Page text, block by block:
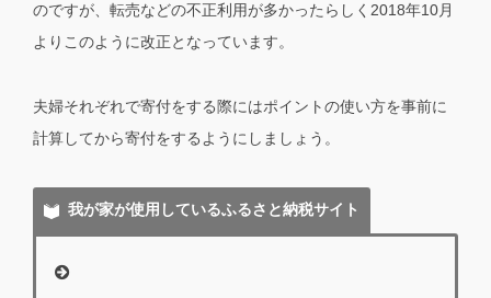
のですが、転売などの不正利用が多かったらしく2018年10月
よりこのように改正となっています。
夫婦それぞれで寄付をする際にはポイントの使い方を事前に
計算してから寄付をするようにしましょう。
我が家が使用しているふるさと納税サイト